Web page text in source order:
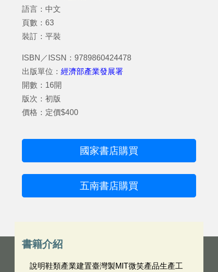
語言：中文
頁數：63
裝訂：平裝
ISBN／ISSN：9789860424478
出版單位： 經濟部產業發展署
開數：16開
版次：初版
價格：定價$400
國家書店購買
五南書店購買
書籍介紹
說明鞋類產業建置臺灣製MIT微笑產品生產工